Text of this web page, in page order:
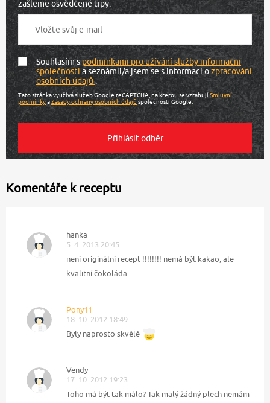
zašleme osvědčené tipy.
Souhlasím spodmínkami pro užívání služby informační
společnostia seznámil/a jsem se s informací ozpracování
osobních údajů.
Tato stránka využívá služeb Google reCAPTCHA, na kterou se vztahujíSmluvní
podmínkyaZásady ochrany osobních údajů společnosti Google.
Komentáře k receptu
hanka
5. 4. 2013 20:45
není originální recept !!!!!!!! nemá být kakao, ale
kvalitní čokoláda
Pony11
18. 10. 2012 18:49
Byly naprosto skvělé
Vendy
17. 10. 2012 19:23
Toho má být tak málo? Tak malý žádný plech nemám